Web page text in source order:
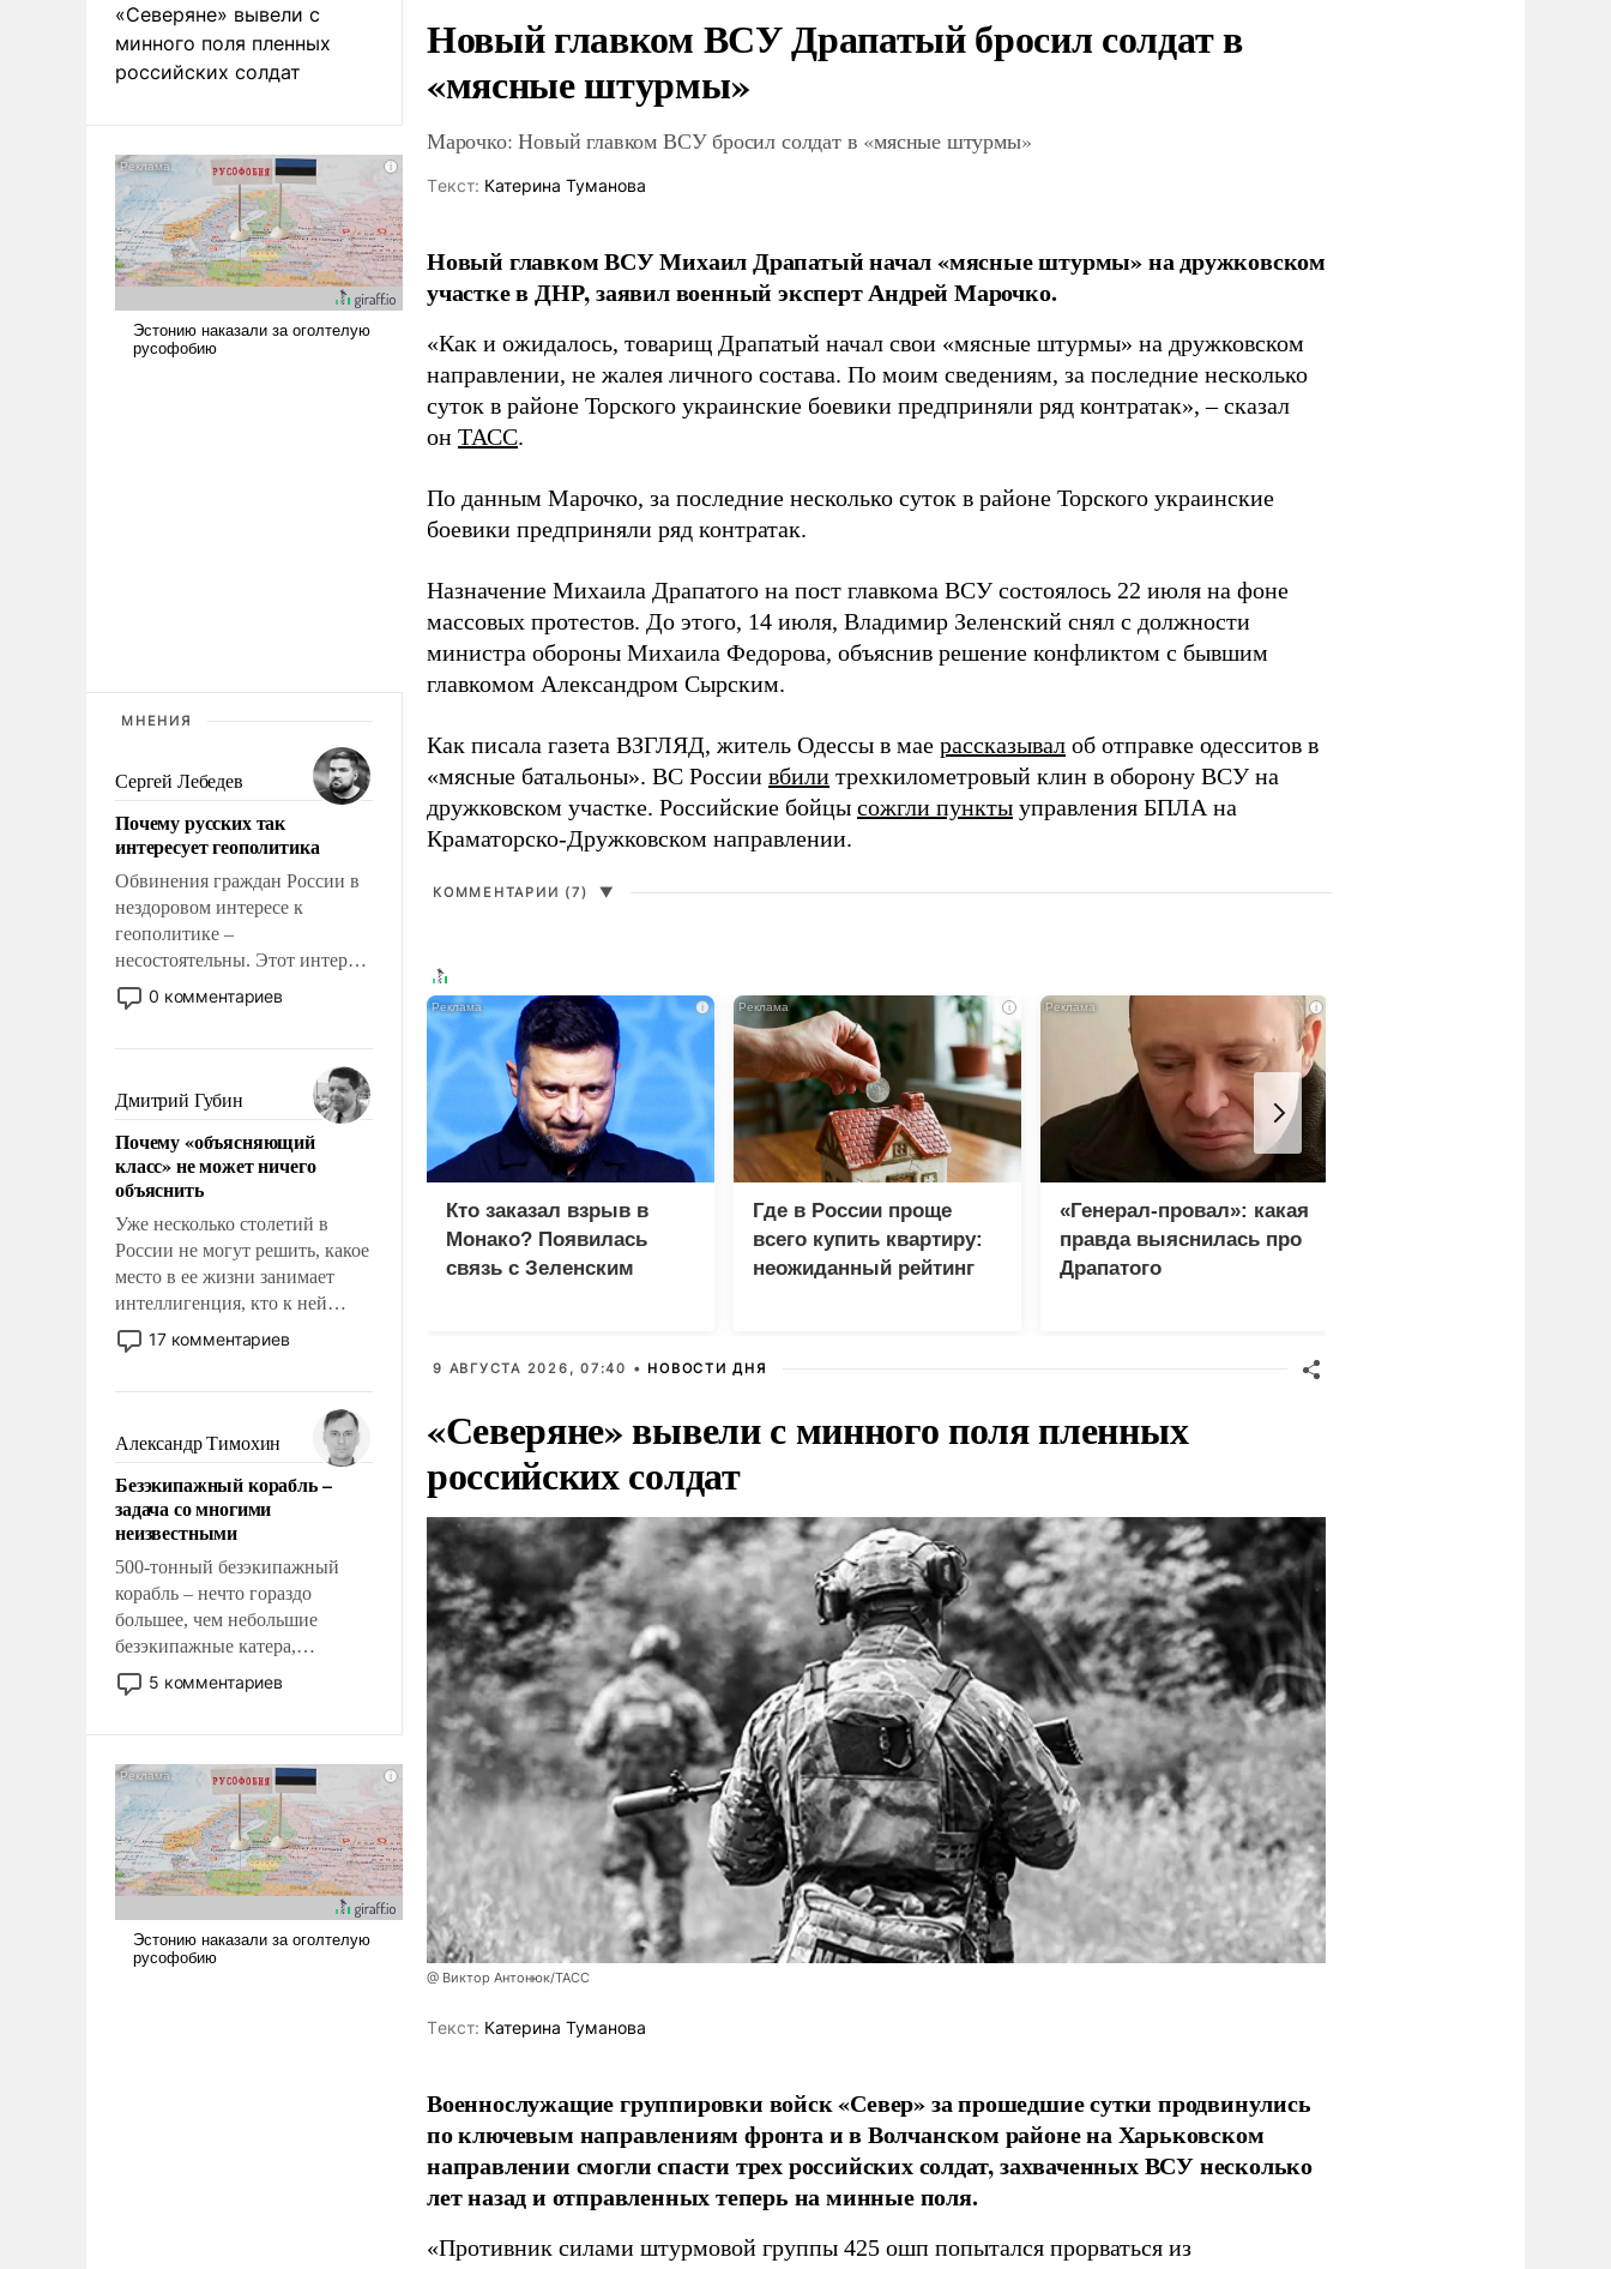
«Северяне» вывели с
минного поля пленных
российских солдат
МНЕНИЯ
Сергей Лебедев
Почему русских так
интересует геополитика
Обвинения граждан России в
нездоровом интересе к
геополитике –
несостоятельны. Этот интерес
рационален и прагматичен. Он
обусловлен тысячелетним
фундаментальным знанием,
что мировая политика имеет
свойство заявляться на порог
нашего дома.
0 комментариев
Дмитрий Губин
Почему «объясняющий
класс» не может ничего
объяснить
Уже несколько столетий в
России не могут решить, какое
место в ее жизни занимает
интеллигенция, кто к ней
принадлежит, а кого из нее
исключили с правом
чем она отличается от просто
образованных людей. Иногда
казалось, что эти вопросы
решены раз и навсегда, но –
нет, не решены.
17 комментариев
Александр Тимохин
Безэкипажный корабль –
задача со многими
неизвестными
500-тонный безэкипажный
корабль – нечто гораздо
большее, чем небольшие
безэкипажные катера,
применение которых уже
стало обыденностью. Задача по
и ее реализация радикально
поднимет наши боевые
возможности.
5 комментариев
Новый главком ВСУ Драпатый бросил солдат в
«мясные штурмы»
Марочко: Новый главком ВСУ бросил солдат в «мясные штурмы»
Tекст: Катерина Туманова
Новый главком ВСУ Михаил Драпатый начал «мясные штурмы» на дружковском
участке в ДНР, заявил военный эксперт Андрей Марочко.
«Как и ожидалось, товарищ Драпатый начал свои «мясные штурмы» на дружковском
направлении, не жалея личного состава. По моим сведениям, за последние несколько
суток в районе Торского украинские боевики предприняли ряд контратак», – сказал
он ТАСС.
По данным Марочко, за последние несколько суток в районе Торского украинские
боевики предприняли ряд контратак.
Назначение Михаила Драпатого на пост главкома ВСУ состоялось 22 июля на фоне
массовых протестов. До этого, 14 июля, Владимир Зеленский снял с должности
министра обороны Михаила Федорова, объяснив решение конфликтом с бывшим
главкомом Александром Сырским.
Как писала газета ВЗГЛЯД, житель Одессы в мае рассказывал об отправке одесситов в
«мясные батальоны». ВС России вбили трехкилометровый клин в оборону ВСУ на
дружковском участке. Российские бойцы сожгли пункты управления БПЛА на
Краматорско-Дружковском направлении.
КОММЕНТАРИИ (7) ▼
i
Кто заказал взрыв в
Монако? Появилась
связь с Зеленским
i
Где в России проще
всего купить квартиру:
неожиданный рейтинг
i
«Генерал-провал»: какая
правда выяснилась про
Драпатого
9 АВГУСТА 2026, 07:40 • НОВОСТИ ДНЯ
«Северяне» вывели с минного поля пленных
российских солдат
@ Виктор Антонюк/ТАСС
Tекст: Катерина Туманова
Военнослужащие группировки войск «Север» за прошедшие сутки продвинулись
по ключевым направлениям фронта и в Волчанском районе на Харьковском
направлении смогли спасти трех российских солдат, захваченных ВСУ несколько
лет назад и отправленных теперь на минные поля.
«Противник силами штурмовой группы 425 ошп попытался прорваться из